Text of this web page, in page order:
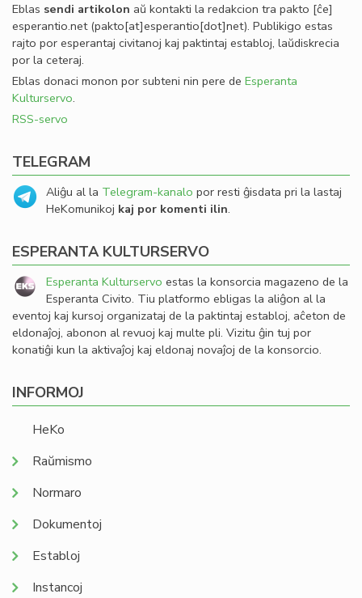
Eblas sendi artikolon aŭ kontakti la redakcion tra pakto [ĉe]
esperantio.net(pakto[at]esperantio[dot]net). Publikigo estas
rajto por esperantaj civitanoj kaj paktintaj establoj, laŭdiskrecia
por la ceteraj.
Eblas donaci monon por subteni nin pere de Esperanta
Kulturservo.
RSS-servo
TELEGRAM
Aliĝu al la Telegram-kanalo por resti ĝisdata pri la lastaj
HeKomunikoj kaj por komenti ilin.
ESPERANTA KULTURSERVO
Esperanta Kulturservo estas la konsorcia magazeno de la
Esperanta Civito. Tiu platformo ebligas la aliĝon al la
eventoj kaj kursoj organizataj de la paktintaj establoj, aĉeton de
eldonaĵoj, abonon al revuoj kaj multe pli. Vizitu ĝin tuj por
konatiĝi kun la aktivaĵoj kaj eldonaj novaĵoj de la konsorcio.
INFORMOJ
HeKo
Raŭmismo
Normaro
Dokumentoj
Establoj
Instancoj